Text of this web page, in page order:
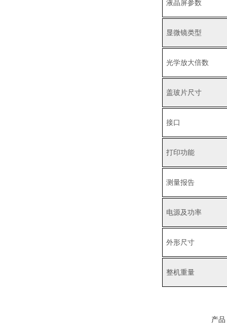
液晶屏参数
显微镜类型
光学放大倍数
盖玻片尺寸
接口
打印功能
测量报告
电源及功率
外形尺寸
整机重量
产品